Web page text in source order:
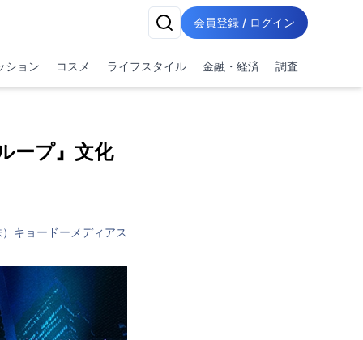
会員登録 / ログイン
ション コスメ ライフスタイル 金融・経済 調査
ープ』文化
）キョードーメディアス